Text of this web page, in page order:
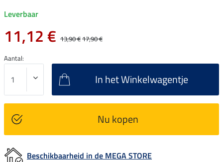
Leverbaar
11,12 € 13,90 €17,90 €
Aantal:
In het Winkelwagentje
Nu kopen
Beschikbaarheid in de MEGA STORE